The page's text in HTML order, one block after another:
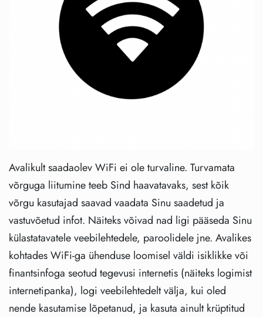
Avalikult saadaolev WiFi ei ole turvaline. Turvamata
võrguga liitumine teeb Sind haavatavaks, sest kõik
võrgu kasutajad saavad vaadata Sinu saadetud ja
vastuvõetud infot. Näiteks võivad nad ligi pääseda Sinu
külastatavatele veebilehtedele, paroolidele jne. Avalikes
kohtades WiFi-ga ühenduse loomisel väldi isiklikke või
finantsinfoga seotud tegevusi internetis (näiteks logimist
internetipanka), logi veebilehtedelt välja, kui oled
nende kasutamise lõpetanud, ja kasuta ainult krüptitud